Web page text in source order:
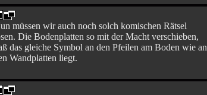
müssen wir auch noch solch komischen Rätsel
Die Bodenplatten so mit der Macht verschieben,
das gleiche Symbol an den Pfeilen am Boden wie an
Wandplatten liegt.